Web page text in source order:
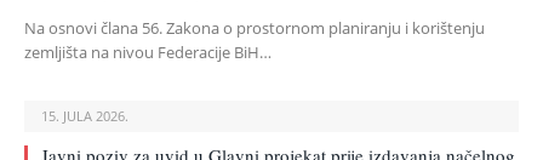
Na osnovi člana 56. Zakona o prostornom planiranju i korištenju
zemljišta na nivou Federacije BiH…
15. JULA 2026.
Javni poziv za uvid u Glavni projekat prije izdavanja načelnog